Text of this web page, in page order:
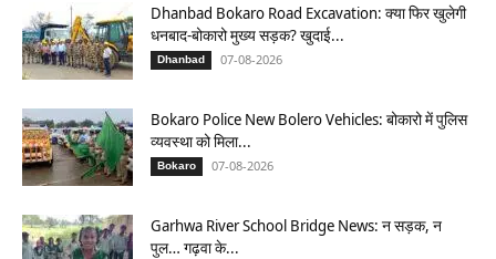
Dhanbad Bokaro Road Excavation: क्या फिर खुलेगी
धनबाद-बोकारो मुख्य सड़क? खुदाई...
Dhanbad 07-08-2026
Bokaro Police New Bolero Vehicles: बोकारो में पुलिस
व्यवस्था को मिला...
Bokaro 07-08-2026
Garhwa River School Bridge News: न सड़क, न
पुल… गढ़वा के...